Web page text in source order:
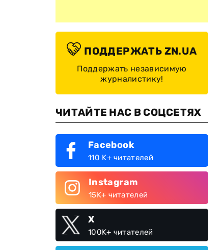
ПОДДЕРЖАТЬ ZN.UA
Поддержать независимую
журналистику!
ЧИТАЙТЕ НАС В СОЦСЕТЯХ
Facebook
110 K+ читателей
Instagram
15K+ читателей
X
100K+ читателей